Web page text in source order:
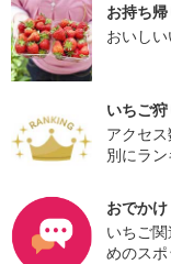
お持ち
おいし
いちご
アクセ
別にラ
おでか
いちご
めのス